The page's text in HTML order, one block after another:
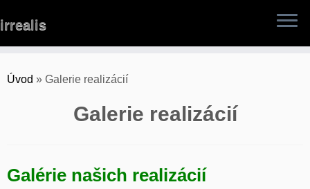
to
irrealis
Úvod » Galerie realizácií
Galerie realizácií
Galérie našich realizácií